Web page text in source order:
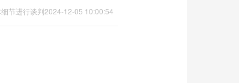
节进行谈判2024-12-05 10:00:54